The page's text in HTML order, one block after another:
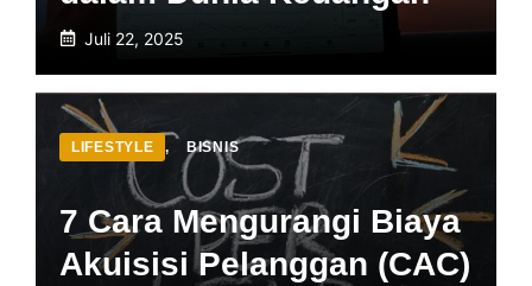
Juli 22, 2025
LIFESTYLE , BISNIS
7 Cara Mengurangi Biaya
Akuisisi Pelanggan (CAC)